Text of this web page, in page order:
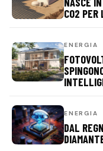
CO2 PER
ENERGIA
ENERGIA
DAL